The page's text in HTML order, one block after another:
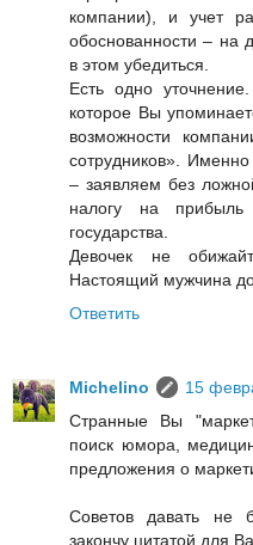
компании), и учет
обоснованности – на
в этом убедиться.
Есть одно
которое Вы
возможности
сотрудников».
– заявляем без
налогу на
государства.
Девочек не
Настоящий мужчина
Ответить
Michelino
15
Странные Вы
поиск юмора,
предложения о
Советов давать не
закончу цитатой для